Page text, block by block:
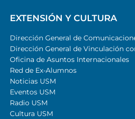
EXTENSIÓN Y CULTURA
Dirección General de
Dirección General de Vinculación
Oficina de Asuntos Internacionales
Red de Ex-Alumnos
Noticias USM
Eventos USM
Radio USM
Cultura USM